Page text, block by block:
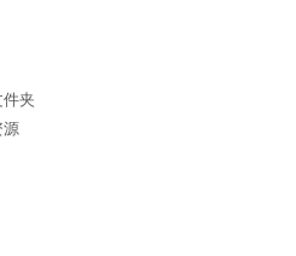
夹
源